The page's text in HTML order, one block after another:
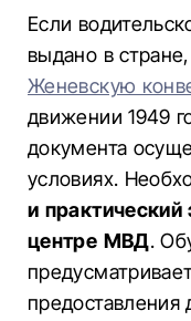
Если
выдано в
Женевскую
движении 1949
документа
условиях.
и
центре МВД.
предоставления